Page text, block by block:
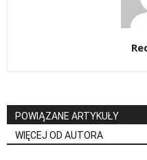
POWIĄZANE ARTYKUŁY
WIĘCEJ OD AUTORA